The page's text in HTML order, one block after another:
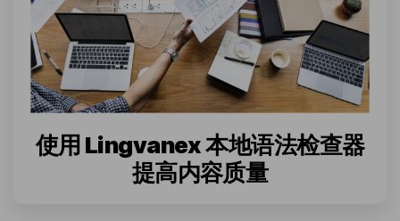
使用 Lingvanex 本地语法检查器
提高内容质量